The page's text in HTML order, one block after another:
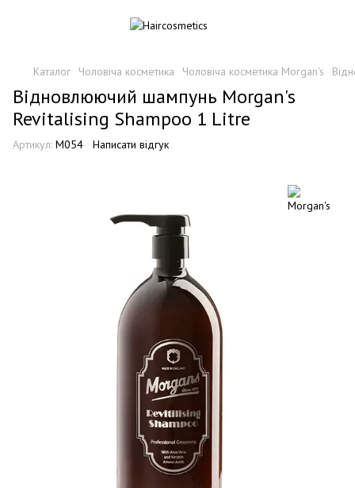
Каталог Чоловіча косметика Чоловіча косметика Morgan's
Відновлюючий шампунь Morgan's
Revitalising Shampoo 1 Litre
Артикул: M054 Написати відгук